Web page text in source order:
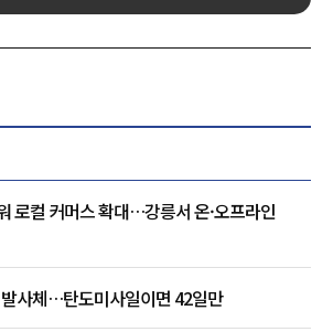
로컬 커머스 확대…강릉서 온·오프라인
사체…탄도미사일이면 42일만